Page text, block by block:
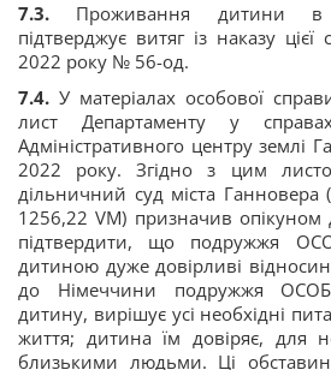
7.3. Проживання дитини в
підтверджує витяг із наказу
2022 року № 56-од.
7.4. У матеріалах особової
лист Департаменту у
Адміністративного центру землі
2022 року. Згідно з цим
дільничний суд міста
1256,22 VM) призначив
підтвердити, що подружжя
дитиною дуже довірливі
до Німеччини подружжя
дитину, вирішує усі необхідні
життя; дитина їм довіряє, для
близькими людьми. Ці